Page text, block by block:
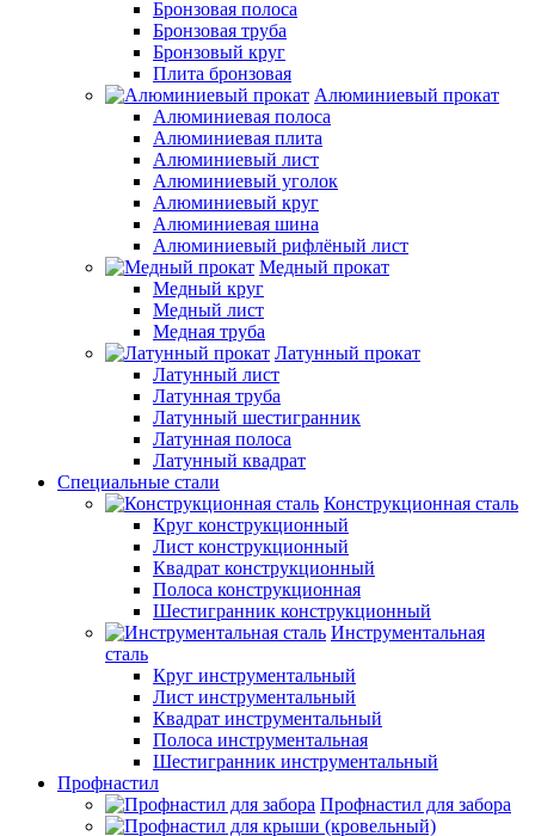
Бронзовая полоса
Бронзовая труба
Бронзовый круг
Плита бронзовая
Алюминиевый прокат
Алюминиевая полоса
Алюминиевая плита
Алюминиевый лист
Алюминиевый уголок
Алюминиевый круг
Алюминиевая шина
Алюминиевый рифлёный лист
Медный прокат
Медный круг
Медный лист
Медная труба
Латунный прокат
Латунный лист
Латунная труба
Латунный шестигранник
Латунная полоса
Латунный квадрат
Специальные стали
Конструкционная сталь
Круг конструкционный
Лист конструкционный
Квадрат конструкционный
Полоса конструкционная
Шестигранник конструкционный
Инструментальная
сталь
Круг инструментальный
Лист инструментальный
Квадрат инструментальный
Полоса инструментальная
Шестигранник инструментальный
Профнастил
Профнастил для забора